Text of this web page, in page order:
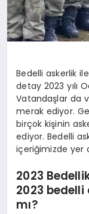
Bedelli askerlik
detay 2023 yılı
Vatandaşlar da
merak ediyor.
birçok kişinin
ediyor. Bedelli
içeriğimizde yer
2023
2023 bedelli
mı?